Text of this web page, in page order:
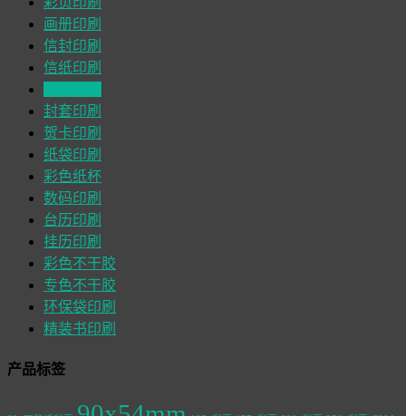
画册印刷
信封印刷
信纸印刷
封套印刷
贺卡印刷
纸袋印刷
彩色纸杯
数码印刷
台历印刷
挂历印刷
彩色不干胶
专色不干胶
环保袋印刷
精装书印刷
产品标签